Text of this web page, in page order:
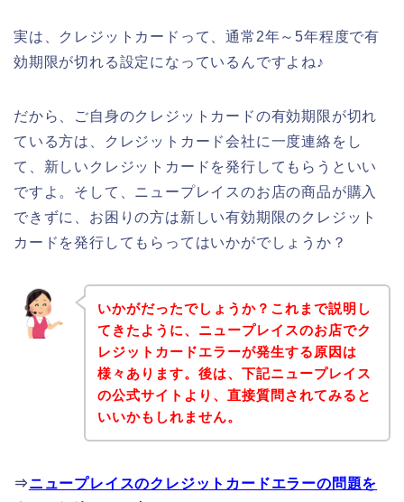
実は、クレジットカードって、通常2年～5年程度で有
効期限が切れる設定になっているんですよね♪
だから、ご自身のクレジットカードの有効期限が切れ
ている方は、クレジットカード会社に一度連絡をし
て、新しいクレジットカードを発行してもらうといい
ですよ。そして、ニュープレイスのお店の商品が購入
できずに、お困りの方は新しい有効期限のクレジット
カードを発行してもらってはいかがでしょうか？
いかがだったでしょうか？これまで説明し
てきたように、ニュープレイスのお店でク
レジットカードエラーが発生する原因は
様々あります。後は、下記ニュープレイス
の公式サイトより、直接質問されてみると
いいかもしれません。
⇒ニュープレイスのクレジットカードエラーの問題を